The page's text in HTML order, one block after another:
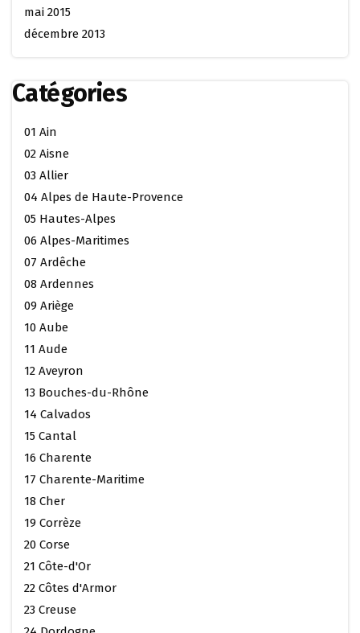
mai 2015
décembre 2013
Catégories
01 Ain
02 Aisne
03 Allier
04 Alpes de Haute-Provence
05 Hautes-Alpes
06 Alpes-Maritimes
07 Ardêche
08 Ardennes
09 Ariège
10 Aube
11 Aude
12 Aveyron
13 Bouches-du-Rhône
14 Calvados
15 Cantal
16 Charente
17 Charente-Maritime
18 Cher
19 Corrèze
20 Corse
21 Côte-d'Or
22 Côtes d'Armor
23 Creuse